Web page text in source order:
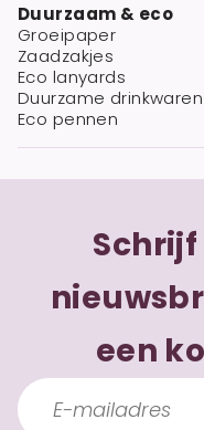
Duurzaam & eco
Groeipaper
Zaadzakjes
Eco lanyards
Duurzame drinkwaren
Eco pennen
Schrijf
een